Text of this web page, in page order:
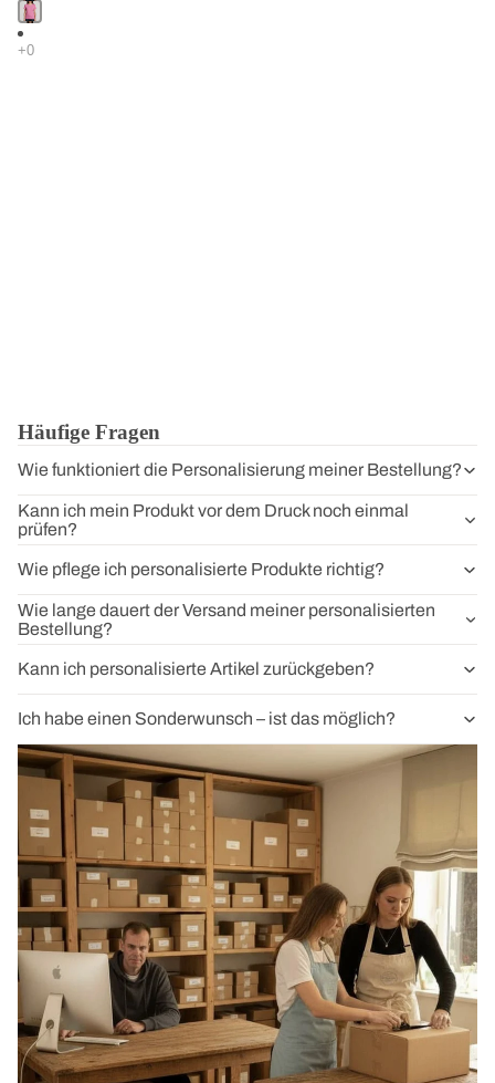
Häufige Fragen
Wie funktioniert die Personalisierung meiner Bestellung?
Kann ich mein Produkt vor dem Druck noch einmal
prüfen?
Wie pflege ich personalisierte Produkte richtig?
Wie lange dauert der Versand meiner personalisierten
Bestellung?
Kann ich personalisierte Artikel zurückgeben?
Ich habe einen Sonderwunsch – ist das möglich?